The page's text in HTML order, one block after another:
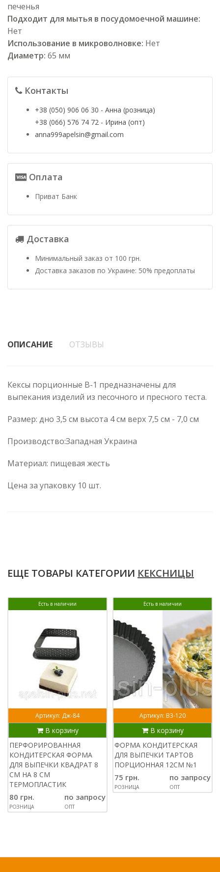
печенья
Подходит для мытья в посудомоечной машине:
Нет
Использование в микроволновке: Нет
Диаметр: 65 мм
Контакты
+38 (050) 906 06 30 - Анна (розница)
+38 (066) 576 74 72 - Ирина (опт)
anna999apelsin@gmail.com
Оплата
Приват Банк
Доставка
Минимальный заказ от 100 грн.
Доставка заказов по Украине: 50% предоплаты
ОПИСАНИЕ ОТЗЫВЫ
Кексы порционные В-1 предназначены для
выпекания изделий из песочного и пресного теста.
Размер: дно 3,5 см высота 4 см верх 7,5 см - 7,0 см
Производство:Западная Украина
Материал: пищевая жесть
Цена за упаковку 10 шт.
ЕЩЕ ТОВАРЫ КАТЕГОРИИ КЕКСНИЦЫ
Есть в наличии
Артикул: Дж-84
В корзину
ПЕРФОРИРОВАННАЯ
КОНДИТЕРСКАЯ ФОРМА
ДЛЯ ВЫПЕЧКИ КВАДРАТ 8
СМ НА 8 СМ
ТЕРМОПЛАСТИК
80 грн.
РОЗНИЦА
по запросу
ОПТ
Есть в наличии
Артикул: В3-120
В корзину
ФОРМА КОНДИТЕРСКАЯ
ДЛЯ ВЫПЕЧКИ ТАРТОВ
ПОРЦИОННАЯ 12СМ №1
75 грн.
РОЗНИЦА
по запросу
ОПТ